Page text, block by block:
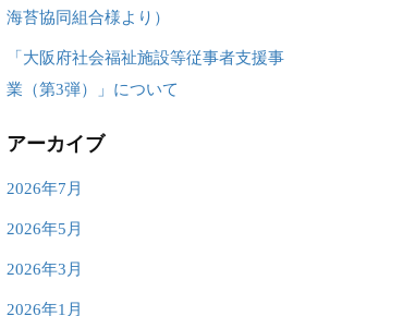
海苔協同組合様より）
「大阪府社会福祉施設等従事者支援事
業（第3弾）」について
アーカイブ
2026年7月
2026年5月
2026年3月
2026年1月